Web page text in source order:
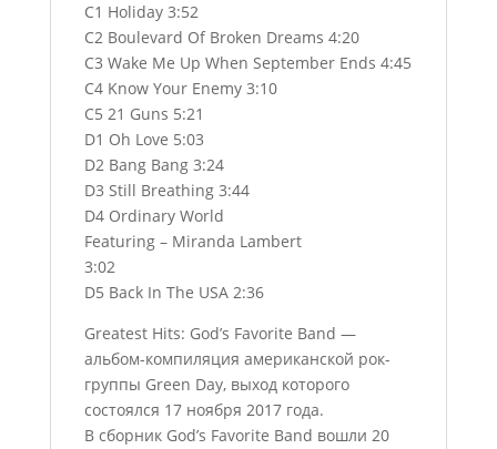
C1 Holiday 3:52
C2 Boulevard Of Broken Dreams 4:20
C3 Wake Me Up When September Ends 4:45
C4 Know Your Enemy 3:10
C5 21 Guns 5:21
D1 Oh Love 5:03
D2 Bang Bang 3:24
D3 Still Breathing 3:44
D4 Ordinary World
Featuring – Miranda Lambert
3:02
D5 Back In The USA 2:36
Greatest Hits: God’s Favorite Band —
альбом-компиляция американской рок-
группы Green Day, выход которого
состоялся 17 ноября 2017 года.
В сборник God’s Favorite Band вошли 20